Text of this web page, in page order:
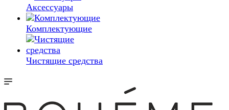
Аксессуары
Комплектующие
Чистящие средства